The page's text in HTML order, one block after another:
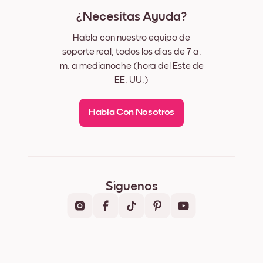
¿Necesitas Ayuda?
Habla con nuestro equipo de
soporte real, todos los días de 7 a.
m. a medianoche (hora del Este de
EE. UU.)
Habla Con Nosotros
Síguenos